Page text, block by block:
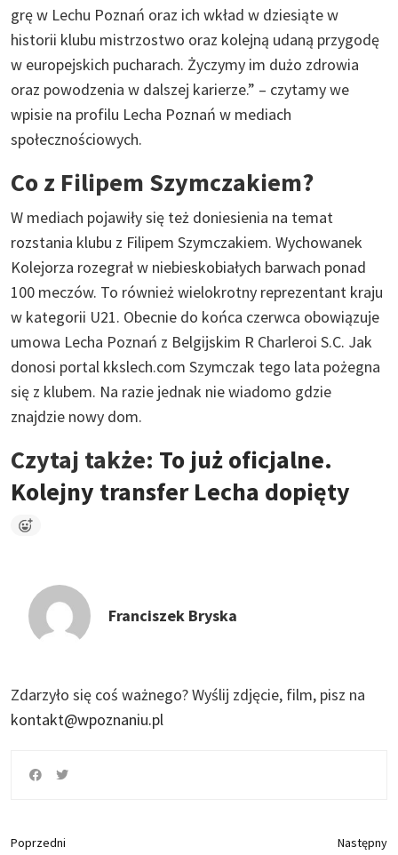
grę w Lechu Poznań oraz ich wkład w dziesiąte w
historii klubu mistrzostwo oraz kolejną udaną przygodę
w europejskich pucharach. Życzymy im dużo zdrowia
oraz powodzenia w dalszej karierze.” – czytamy we
wpisie na profilu Lecha Poznań w mediach
społecznościowych.
Co z Filipem Szymczakiem?
W mediach pojawiły się też doniesienia na temat
rozstania klubu z Filipem Szymczakiem. Wychowanek
Kolejorza rozegrał w niebieskobiałych barwach ponad
100 meczów. To również wielokrotny reprezentant kraju
w kategorii U21. Obecnie do końca czerwca obowiązuje
umowa Lecha Poznań z Belgijskim R Charleroi S.C. Jak
donosi portal kkslech.com Szymczak tego lata pożegna
się z klubem. Na razie jednak nie wiadomo gdzie
znajdzie nowy dom.
Czytaj także: To już oficjalne.
Kolejny transfer Lecha dopięty
Franciszek Bryska
Zdarzyło się coś ważnego?Wyślij zdjęcie, film, pisz na
kontakt@wpoznaniu.pl
Poprzedni Następny